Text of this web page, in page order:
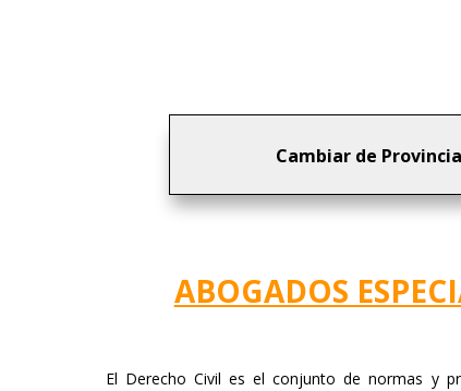
Cambiar de Provincia
ABOGADOS
El Derecho Civil es el conjunto de normas y